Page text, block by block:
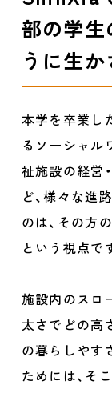
部の学
うに生か
本学を卒業し
るソーシャル
祉施設の経営
ど、様々な進
のは、その方
という視点で
施設内のスロ
太さでどの高
の暮らしやす
ためには、そ